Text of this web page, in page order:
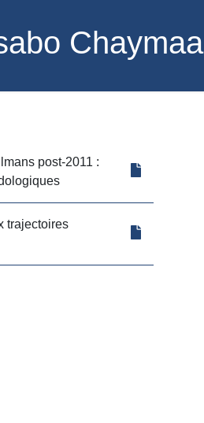
Chaymaa
post-2011 :
trajectoires